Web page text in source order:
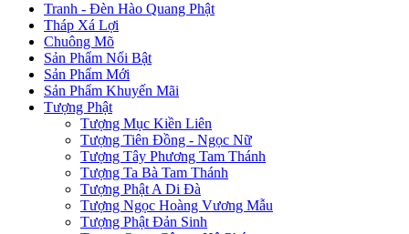
Tranh - Đèn Hào Quang Phật
Tháp Xá Lợi
Chuông Mõ
Sản Phẩm Nổi Bật
Sản Phẩm Mới
Sản Phẩm Khuyến Mãi
Tượng Phật
Tượng Mục Kiền Liên
Tượng Tiên Đồng - Ngọc Nữ
Tượng Tây Phương Tam Thánh
Tượng Ta Bà Tam Thánh
Tượng Phật A Di Đà
Tượng Ngọc Hoàng Vương Mẫu
Tượng Phật Đản Sinh